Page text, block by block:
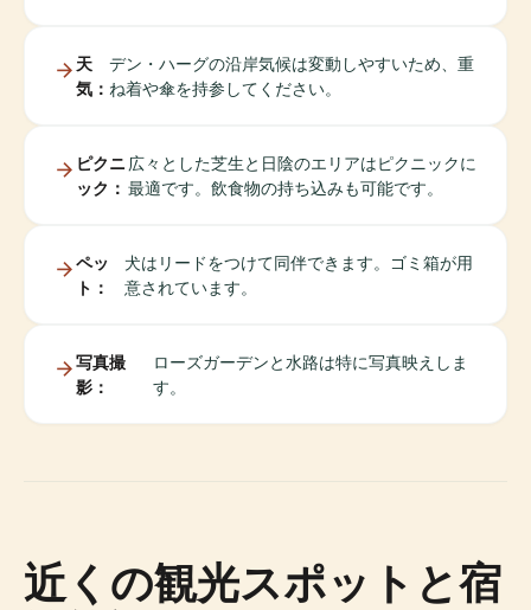
天
気：
デン・ハーグの沿岸気候は変動しやすいため、重
ね着や傘を持参してください。
ピクニ
ック：
広々とした芝生と日陰のエリアはピクニックに
最適です。飲食物の持ち込みも可能です。
ペッ
ト：
犬はリードをつけて同伴できます。ゴミ箱が用
意されています。
写真撮
影：
ローズガーデンと水路は特に写真映えしま
す。
近くの観光スポットと宿